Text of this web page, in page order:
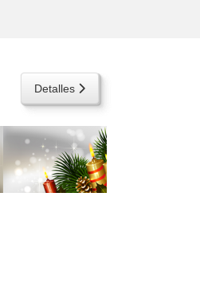
Detalles